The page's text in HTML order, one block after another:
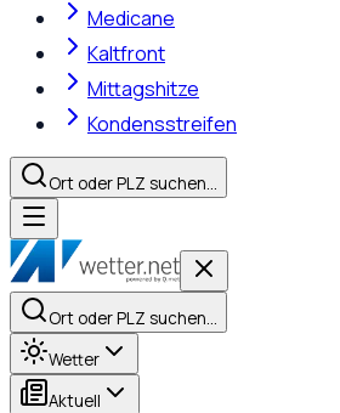
Medicane
Kaltfront
Mittagshitze
Kondensstreifen
Ort oder PLZ suchen…
Ort oder PLZ suchen…
Wetter
Aktuell